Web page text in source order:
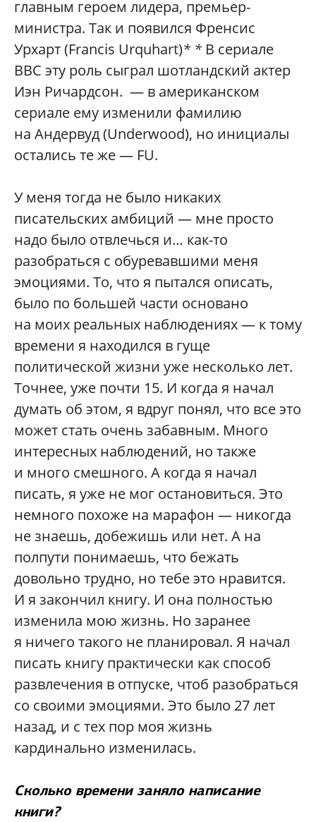
главным героем лидера, премьер-
министра. Так и появился Френсис
Урхарт (Francis Urquhart)* *В сериале
BBC эту роль сыграл шотландский актер
Иэн Ричардсон. — в американском
сериале ему изменили фамилию
на Андервуд (Underwood), но инициалы
остались те же — FU.
У меня тогда не было никаких
писательских амбиций — мне просто
надо было отвлечься и… как-то
разобраться с обуревавшими меня
эмоциями. То, что я пытался описать,
было по большей части основано
на моих реальных наблюдениях — к тому
времени я находился в гуще
политической жизни уже несколько лет.
Точнее, уже почти 15. И когда я начал
думать об этом, я вдруг понял, что все это
может стать очень забавным. Много
интересных наблюдений, но также
и много смешного. А когда я начал
писать, я уже не мог остановиться. Это
немного похоже на марафон — никогда
не знаешь, добежишь или нет. А на
полпути понимаешь, что бежать
довольно трудно, но тебе это нравится.
И я закончил книгу. И она полностью
изменила мою жизнь. Но заранее
я ничего такого не планировал. Я начал
писать книгу практически как способ
развлечения в отпуске, чтоб разобраться
со своими эмоциями. Это было 27 лет
назад, и с тех пор моя жизнь
кардинально изменилась.
Сколько времени заняло написание
книги?